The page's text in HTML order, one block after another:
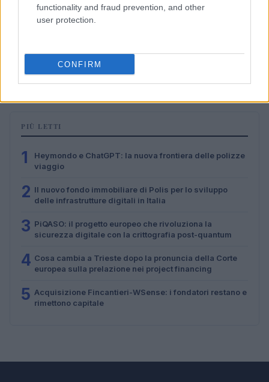
functionality and fraud prevention, and other
user protection.
CONFIRM
Welfare aziendale: integrazione con HR e paghe
senza errori
Martina Marchesi · 6 Ago 2026
PIÙ LETTI
1
Heymondo e ChatGPT: la nuova frontiera delle polizze
viaggio
2 Il nuovo fondo immobiliare di Polis per lo sviluppo
delle infrastrutture digitali in Italia
3 PiQASO: il progetto europeo che rivoluziona la
sicurezza digitale con la crittografia post-quantum
4 Cosa cambia a Trieste dopo la pronuncia della Corte
europea sulla prelazione nei project financing
5 Acquisizione Fincantieri-WSense: i fondatori restano e
rimettono capitale